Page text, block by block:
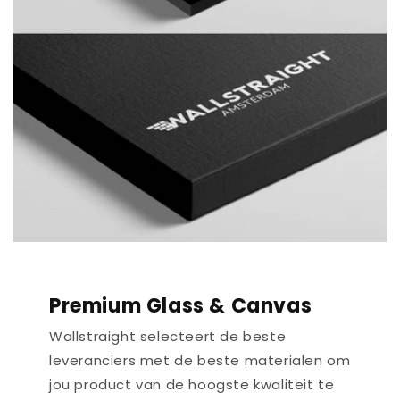
Premium Glass & Canvas
Wallstraight selecteert de beste
leveranciers met de beste materialen om
jou product van de hoogste kwaliteit te